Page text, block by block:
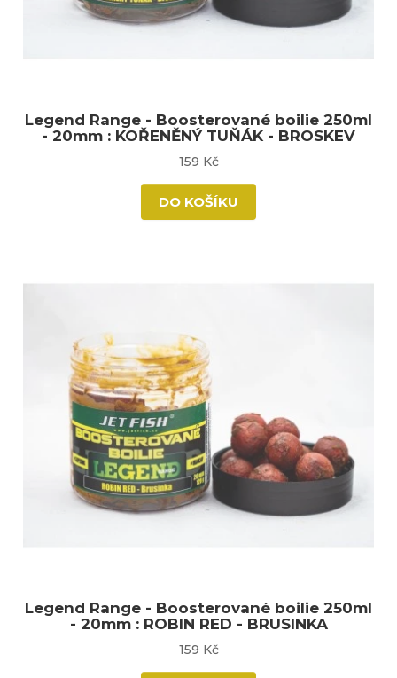
Legend Range - Boosterované boilie 250ml
- 20mm : KOŘENĚNÝ TUŇÁK - BROSKEV
159 Kč
DO KOŠÍKU
Legend Range - Boosterované boilie 250ml
- 20mm : ROBIN RED - BRUSINKA
159 Kč